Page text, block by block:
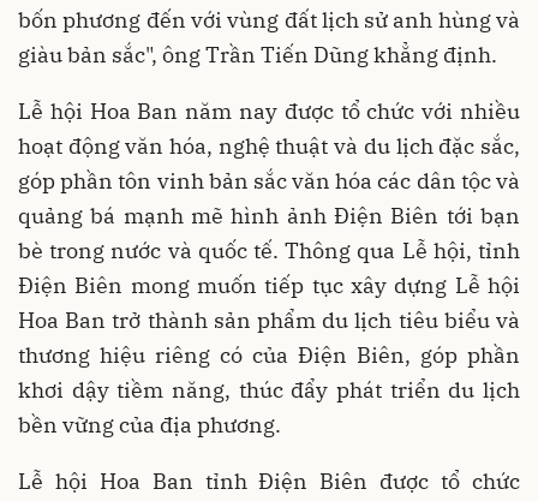
bốn phương đến với vùng đất lịch sử anh hùng và
giàu bản sắc", ông Trần Tiến Dũng khẳng định.
Lễ hội Hoa Ban năm nay được tổ chức với nhiều
hoạt động văn hóa, nghệ thuật và du lịch đặc sắc,
góp phần tôn vinh bản sắc văn hóa các dân tộc và
quảng bá mạnh mẽ hình ảnh Điện Biên tới bạn
bè trong nước và quốc tế. Thông qua Lễ hội, tỉnh
Điện Biên mong muốn tiếp tục xây dựng Lễ hội
Hoa Ban trở thành sản phẩm du lịch tiêu biểu và
thương hiệu riêng có của Điện Biên, góp phần
khơi dậy tiềm năng, thúc đẩy phát triển du lịch
bền vững của địa phương.
Lễ hội Hoa Ban tỉnh Điện Biên được tổ chức